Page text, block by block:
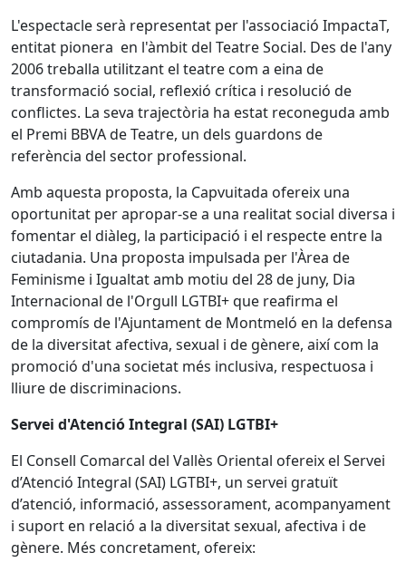
L'espectacle serà representat per l'associació ImpactaT,
entitat pionera en l'àmbit del Teatre Social. Des de l'any
2006 treballa utilitzant el teatre com a eina de
transformació social, reflexió crítica i resolució de
conflictes. La seva trajectòria ha estat reconeguda amb
el Premi BBVA de Teatre, un dels guardons de
referència del sector professional.
Amb aquesta proposta, la Capvuitada ofereix una
oportunitat per apropar-se a una realitat social diversa i
fomentar el diàleg, la participació i el respecte entre la
ciutadania. Una proposta impulsada per l'Àrea de
Feminisme i Igualtat amb motiu del 28 de juny, Dia
Internacional de l'Orgull LGTBI+ que reafirma el
compromís de l'Ajuntament de Montmeló en la defensa
de la diversitat afectiva, sexual i de gènere, així com la
promoció d'una societat més inclusiva, respectuosa i
lliure de discriminacions.
Servei d'Atenció Integral (SAI) LGTBI+
El Consell Comarcal del Vallès Oriental ofereix el Servei
d’Atenció Integral (SAI) LGTBI+, un servei gratuït
d’atenció, informació, assessorament, acompanyament
i suport en relació a la diversitat sexual, afectiva i de
gènere. Més concretament, ofereix: